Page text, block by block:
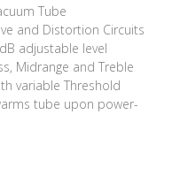
Tube
and Distortion Circuits
adjustable level
Midrange and Treble
variable Threshold
tube upon power-